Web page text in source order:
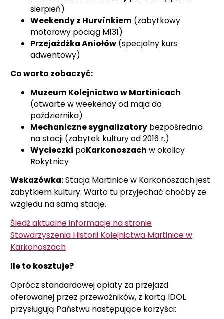
sierpień)
Weekendy z Hurvínkiem (zabytkowy
motorowy pociąg M131)
Przejażdżka Aniołów (specjalny kurs
adwentowy)
Co warto zobaczyć:
Muzeum Kolejnictwa w Martinicach
(otwarte w weekendy od maja do
października)
Mechaniczne sygnalizatory bezpośrednio
na stacji (zabytek kultury od 2016 r.)
Wycieczki poKarkonoszach w okolicy
Rokytnicy
Wskazówka:Stacja Martinice w Karkonoszach jest
zabytkiem kultury. Warto tu przyjechać choćby ze
względu na samą stację.
Śledź aktualne informacje na stronie
Stowarzyszenia Historii Kolejnictwa Martinice w
Karkonoszach
Ile to kosztuje?
Oprócz standardowej opłaty za przejazd
oferowanej przez przewoźników, z kartą IDOL
przysługują Państwu następujące korzyści: